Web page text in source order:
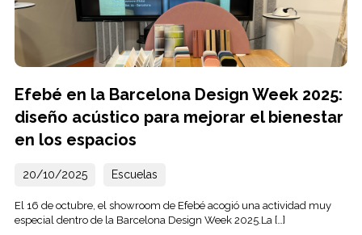
Efebé en la Barcelona Design Week 2025:
diseño acústico para mejorar el bienestar
en los espacios
20/10/2025 Escuelas
El 16 de octubre, el showroom de Efebé acogió una actividad muy
especial dentro de la Barcelona Design Week 2025.La […]